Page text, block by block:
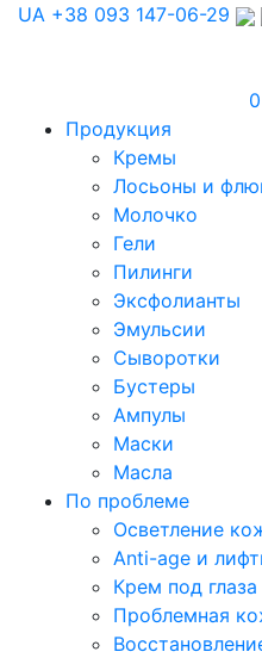
UA +38 093 147-06-29
0
Продукция
Кремы
Лосьоны и
Молочко
Гели
Пилинги
Эксфолианты
Эмульсии
Сыворотки
Бустеры
Ампулы
Маски
Масла
По проблеме
Осветление
Anti-age и
Крем под глаза
Проблемная